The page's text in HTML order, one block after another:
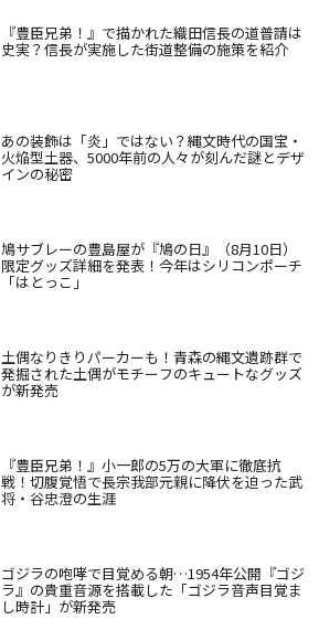
『豊臣兄弟！』で描かれた織田信長の道普請は
史実？信長が実施した街道整備の施策を紹介
あの装飾は「炎」ではない？縄文時代の国宝・
火焔型土器、5000年前の人々が刻んだ謎とデザ
インの秘密
鳩サブレーの豊島屋が『鳩の日』（8月10日）
限定グッズ詳細を発表！今年はシリコンポーチ
「はとっこ」
土偶なりきりパーカーも！青森の縄文遺跡群で
発掘された土偶がモチーフのキュートなグッズ
が新発売
『豊臣兄弟！』小一郎の5万の大軍に徹底抗
戦！切腹覚悟で長宗我部元親に降伏を迫った武
将・谷忠澄の生涯
ゴジラの咆哮で目覚める朝…1954年公開『ゴジ
ラ』の貴重音源を搭載した「ゴジラ音声目覚ま
し時計」が新発売